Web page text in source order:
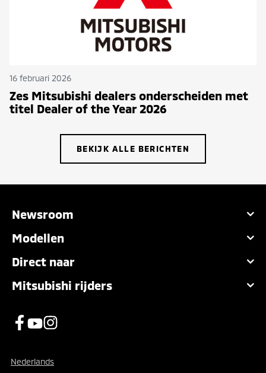
16 februari 2026
Zes Mitsubishi dealers onderscheiden met
titel Dealer of the Year 2026
BEKIJK ALLE BERICHTEN
Newsroom
Modellen
Direct naar
Mitsubishi rijders
Nederlands